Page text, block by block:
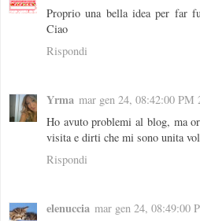
Proprio una bella idea per far
Ciao
Rispondi
Yrma mar gen 24, 08:42:00 PM
Ho avuto problemi al blog, ma
visita e dirti che mi sono unita
Rispondi
elenuccia mar gen 24, 08:49:00